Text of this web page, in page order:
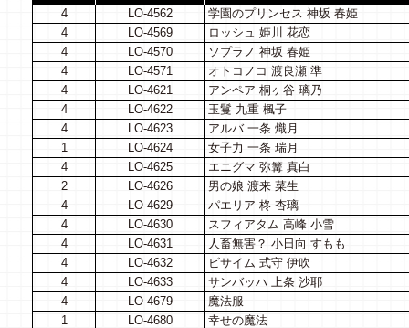
4
LO-4562
学園のプリンセス 神坂 春姫
4
LO-4569
ロッシュ 姫川 花恋
4
LO-4570
ソプラノ 神坂 春姫
4
LO-4571
オトコノコ 渡良瀬 準
4
LO-4621
アンペア 桐ヶ谷 璃乃
4
LO-4622
玉鬘 九重 楓子
4
LO-4623
アルバ 一条 熾月
1
LO-4624
女子力 一条 瑞月
4
LO-4625
エニグマ 弥篝 真白
2
LO-4626
男の娘 渡来 菜生
4
LO-4629
パエリア 柊 杏璃
4
LO-4630
スフィアタム 高峰 小雪
4
LO-4631
人畜無害？ 小日向 すもも
4
LO-4632
ビサイム 式守 伊吹
4
LO-4633
サンバッハ 上条 沙耶
4
LO-4679
魔法服
1
LO-4680 幸せの魔法